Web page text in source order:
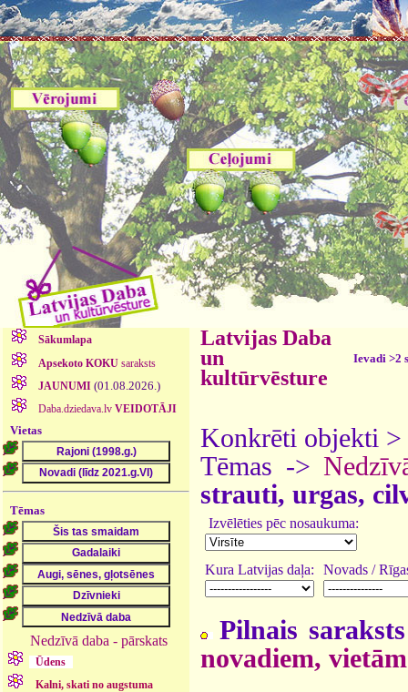
Sākumlapa
Apsekoto KOKUsaraksts
JAUNUMI (01.08.2026.)
Daba.dziedava.lv VEIDOTĀJI
Vietas
Tēmas
Nedzīvā daba - pārskats
Ūdens
Kalni, skati no augstuma
Latvijas Daba
un
kultūrvēsture
Ievadi >2
Konkrēti objekti >
Tēmas ->
strauti, urgas,
Izvēlēties pēc nosaukuma:
Kura Latvijas daļa: Novads /
Pilnais
novadiem, vietām